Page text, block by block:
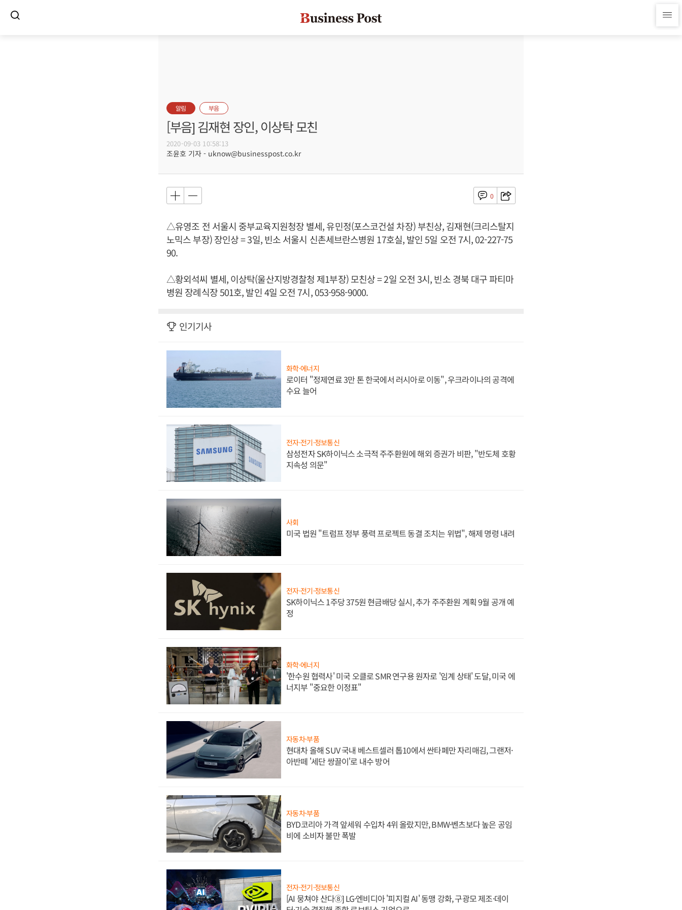
알림 부음
[부음] 김재현 장인, 이상탁 모친
2020-09-03 10:58:13
조윤호 기자 - uknow@businesspost.co.kr
0
△유영조 전 서울시 중부교육지원청장 별세, 유민정(포스코건설 차장) 부친상, 김재현(크리스탈지
노믹스 부장) 장인상 = 3일, 빈소 서울시 신촌세브란스병원 17호실, 발인 5일 오전 7시, 02-227-75
90.
△황외석씨 별세, 이상탁(울산지방경찰청 제1부장) 모친상 = 2일 오전 3시, 빈소 경북 대구 파티마
병원 장례식장 501호, 발인 4일 오전 7시, 053-958-9000.
인기기사
화학·에너지
로이터 "정제연료 3만 톤 한국에서 러시아로 이동", 우크라이나의 공격에
수요 늘어
전자·전기·정보통신
삼성전자 SK하이닉스 소극적 주주환원에 해외 증권가 비판, "반도체 호황
지속성 의문"
사회
미국 법원 "트럼프 정부 풍력 프로젝트 동결 조치는 위법", 해제 명령 내려
전자·전기·정보통신
SK하이닉스 1주당 375원 현금배당 실시, 추가 주주환원 계획 9월 공개 예
정
화학·에너지
'한수원 협력사' 미국 오클로 SMR 연구용 원자로 '임계 상태' 도달, 미국 에
너지부 "중요한 이정표"
자동차·부품
현대차 올해 SUV 국내 베스트셀러 톱10에서 싼타페만 자리매김, 그랜저·
아반떼 '세단 쌍끌이'로 내수 방어
자동차·부품
BYD코리아 가격 앞세워 수입차 4위 올랐지만, BMW·벤츠보다 높은 공임
비에 소비자 불만 폭발
전자·전기·정보통신
[AI 뭉쳐야 산다⑧] LG·엔비디아 '피지컬 AI' 동맹 강화, 구광모 제조·데이